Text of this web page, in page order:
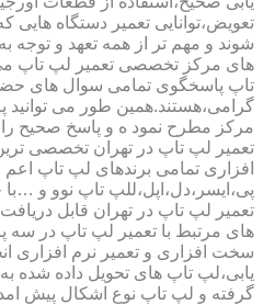
تعویض،توانایی تعمیر دستگاه هایی
شوند و مهم تر از همه تعهد و توجه
های مرکز تخصصی تعمیر لپ تاپ می
تاپ پاسخگوی تمامی سوال های
گرامی،هستند.همین طور می
مرکز مطرح نمود ه و پاسخ صحیح را
تعمیر لپ تاپ در تهران تخصصی
افزاری تمامی برندهای لپ تاپ
پی،ایسر،دل،اپل،للپ تاپ نوو و
تعمیر لپ تاپ در تهران قابل
های مرتبط با تعمیر لپ تاپ در سه
سخت افزاری و تعمیر نرم افزاری
یابی،لپ تاپ های تحویل داده شده
گرفته و لپ تاپ نوع اشکال پیش